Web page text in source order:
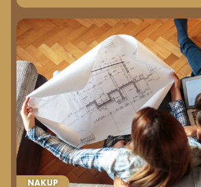
NAKUP